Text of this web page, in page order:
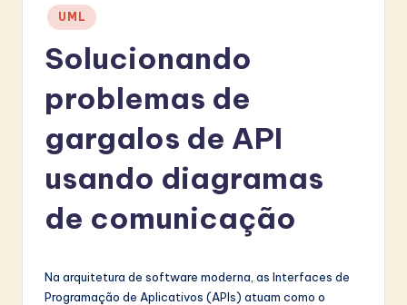
A
Posted
in
UML
Solucionando
problemas de
gargalos de API
usando diagramas
de comunicação
Na arquitetura de software moderna, as Interfaces de
Programação de Aplicativos (APIs) atuam como o